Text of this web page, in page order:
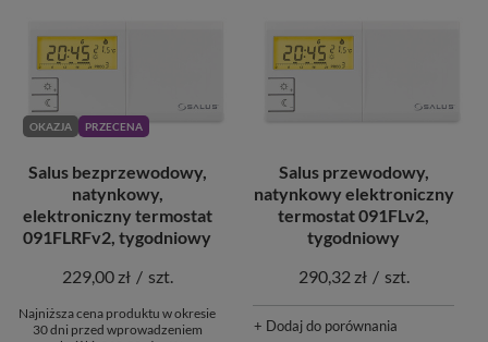
OKAZJA PRZECENA
Salus bezprzewodowy,
natynkowy,
elektroniczny termostat
091FLRFv2, tygodniowy
229,00 zł / szt.
Najniższa cena produktu w okresie
30 dni przed wprowadzeniem
Salus przewodowy,
natynkowy elektroniczny
termostat 091FLv2,
tygodniowy
290,32 zł / szt.
+ Dodaj do porównania